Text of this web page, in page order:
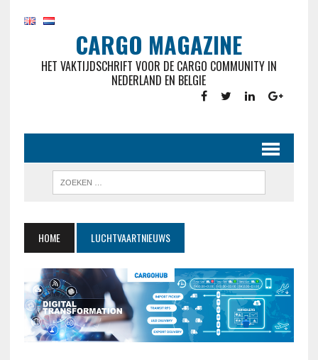
CARGO MAGAZINE
HET VAKTIJDSCHRIFT VOOR DE CARGO COMMUNITY IN
NEDERLAND EN BELGIE
HOME LUCHTVAARTNIEUWS